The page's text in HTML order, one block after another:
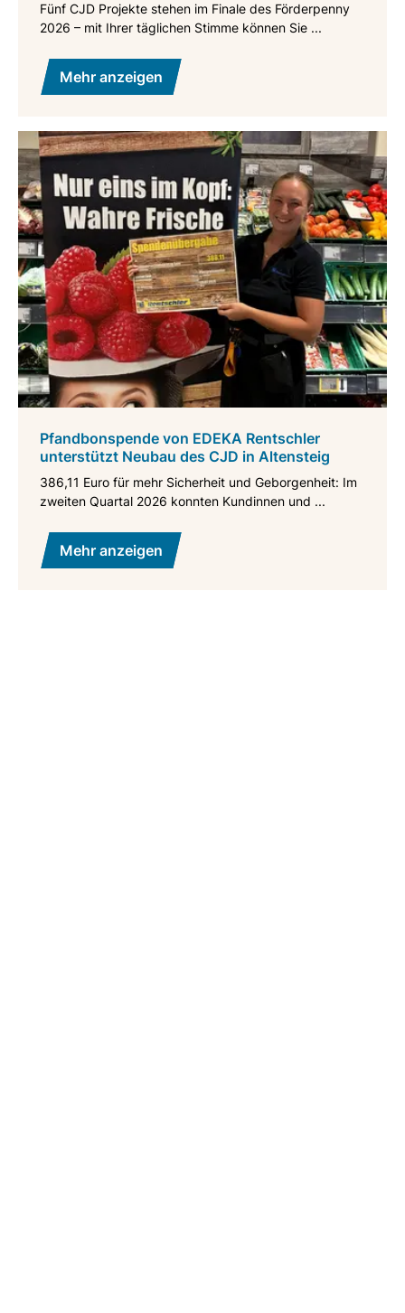
Fünf CJD Projekte stehen im Finale des Förderpenny
2026 – mit Ihrer täglichen Stimme können Sie ...
Mehr anzeigen
Pfandbonspende von EDEKA Rentschler
unterstützt Neubau des CJD in Altensteig
386,11 Euro für mehr Sicherheit und Geborgenheit: Im
zweiten Quartal 2026 konnten Kundinnen und ...
Mehr anzeigen